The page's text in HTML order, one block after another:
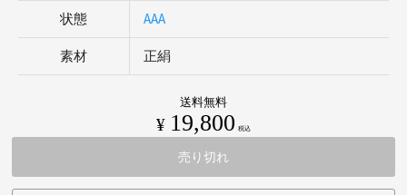
状態 AAA
素材 正絹
送料無料
¥ 19,800 税込
売り切れ